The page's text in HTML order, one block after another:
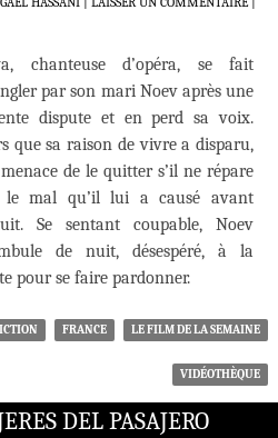
chanteuse d’opéra, se fait
par son mari Noev après une
dispute et en perd sa voix.
que sa raison de vivre a disparu,
de le quitter s’il ne répare
le mal qu’il lui a causé avant
Se sentant coupable, Noev
de nuit, désespéré, à la
pour se faire pardonner.
FRANCE LE FILM DE LA SEMAINE
VIDÉOTHÈQUE
DEL PASAJERO